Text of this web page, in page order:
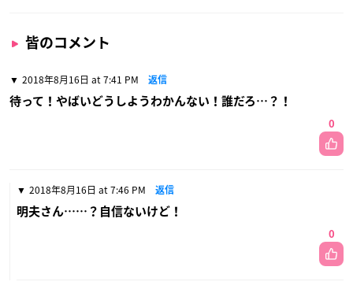
皆のコメント
2018年8月16日 at 7:41 PM 返信
待って！やばいどうしようわかんない！誰だろ…？！
0
2018年8月16日 at 7:46 PM 返信
明夫さん……？自信ないけど！
0